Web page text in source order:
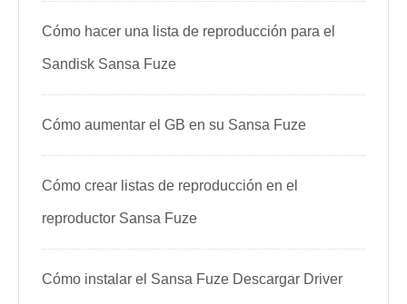
Cómo hacer una lista de reproducción para el
Sandisk Sansa Fuze
Cómo aumentar el GB en su Sansa Fuze
Cómo crear listas de reproducción en el
reproductor Sansa Fuze
Cómo instalar el Sansa Fuze Descargar Driver